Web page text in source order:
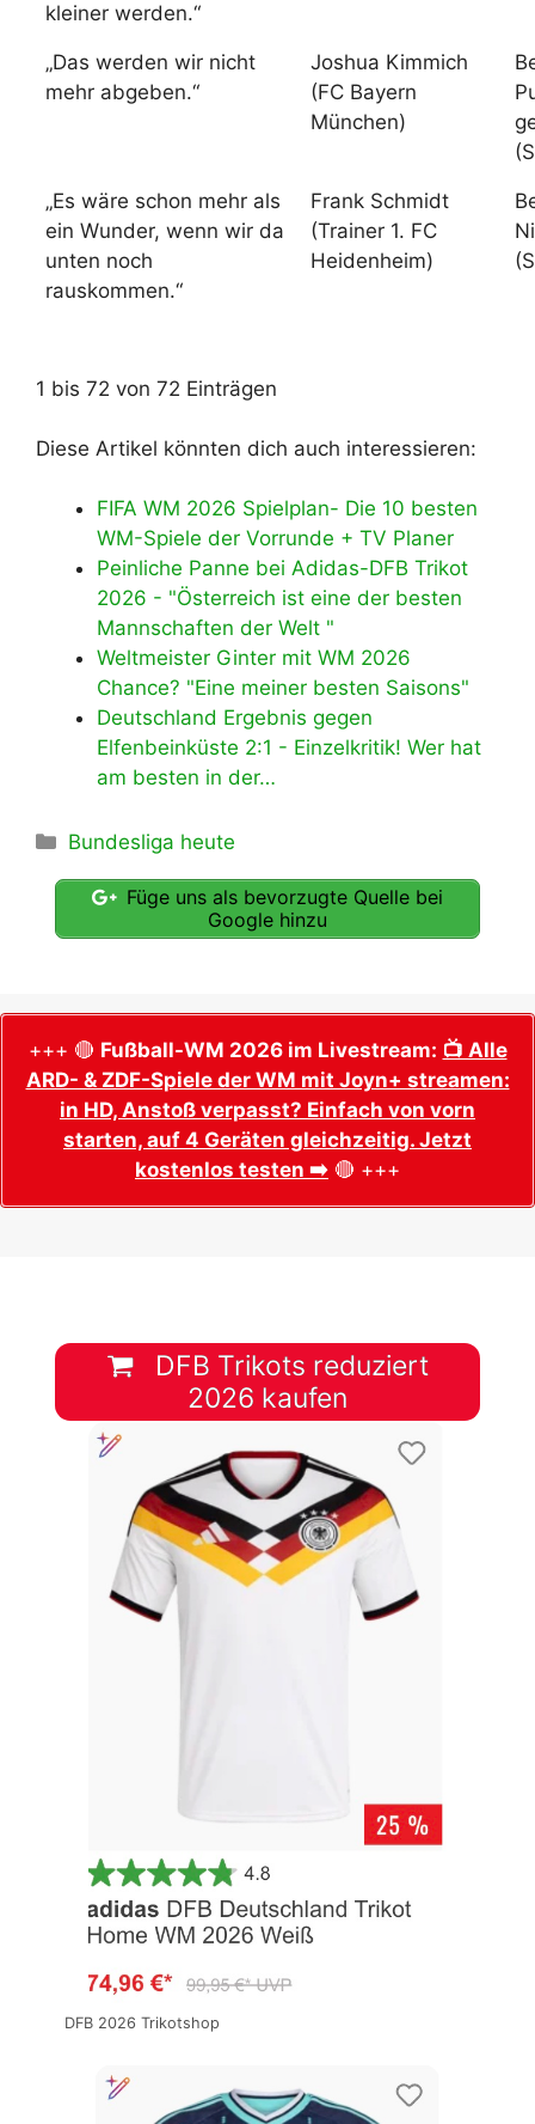
kleiner werden.“
„Das werden wir nicht
mehr abgeben.“
Joshua Kimmich
(FC Bayern
München)
„Es wäre schon mehr als
ein Wunder, wenn wir da
unten noch
rauskommen.“
Frank Schmidt
(Trainer 1. FC
Heidenheim)
1 bis 72 von 72 Einträgen
Diese Artikel könnten dich auch interessieren:
FIFA WM 2026 Spielplan- Die 10 besten
WM-Spiele der Vorrunde + TV Planer
Peinliche Panne bei Adidas-DFB Trikot
2026 - "Österreich ist eine der besten
Mannschaften der Welt "
Weltmeister Ginter mit WM 2026
Chance? "Eine meiner besten Saisons"
Deutschland Ergebnis gegen
Elfenbeinküste 2:1 - Einzelkritik! Wer hat
am besten in der…
Kategorien
Bundesliga heute
Füge uns als bevorzugte Quelle bei
Google hinzu
+++ 🔴 Fußball-WM 2026 im Livestream: 📺 Alle
ARD- & ZDF-Spiele der WM mit Joyn+ streamen:
in HD, Anstoß verpasst? Einfach von vorn
starten, auf 4 Geräten gleichzeitig. Jetzt
kostenlos testen ➡️ 🔴 +++
DFB Trikots reduziert
2026 kaufen
DFB 2026 Trikotshop